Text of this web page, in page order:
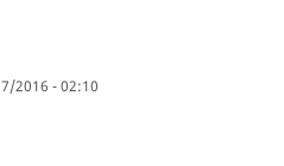
2016 - 02:10